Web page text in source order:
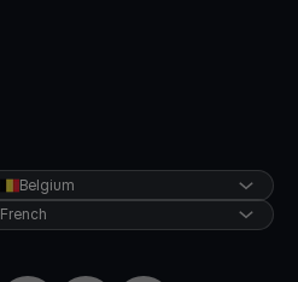
Belgium
French